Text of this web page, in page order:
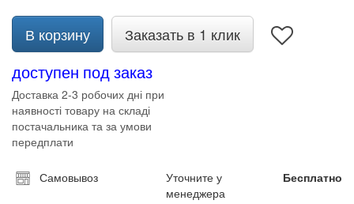
В корзину Заказать в 1 клик
доступен под заказ
Доставка 2-3 робочих дні при
наявності товару на складі
постачальника та за умови
передплати
Самовывоз
Уточните у
менеджера
Бесплатно